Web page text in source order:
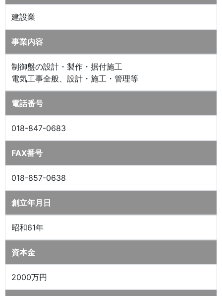
建設業
事業内容
制御盤の設計・製作・据付施工
電気工事全般、設計・施工・管理等
電話番号
018-847-0683
FAX番号
018-857-0638
創立年月日
昭和61年
資本金
2000万円